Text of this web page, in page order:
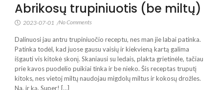
Abrikosų trupiniuotis (be miltų)
2023-07-01 /No Comments
Dalinuosi jau antru trupiniuočio receptu, nes man jie labai patinka.
Patinka todėl, kad juose gausu vaisių ir kiekvieną kartą galima
išgauti vis kitokė skonį. Skaniausi su ledais, plakta grietinėle, tačiau
prie kavos puodelio puikiai tinka ir be nieko. Šis receptas truputį
kitoks, nes vietoj miltų naudojau migdolų miltus ir kokosų drožles.
Na, ir ką. Super! […]